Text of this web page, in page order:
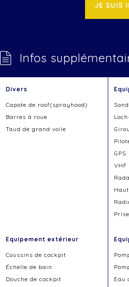
JE SUIS
Infos
Divers
Capote de roof(sprayhood)
Barres à roue
Taud de grand voile
GPS
VHF
Equipement extérieur
Coussins de cockpit
Échelle de bain
Douche de cockpit
Eau